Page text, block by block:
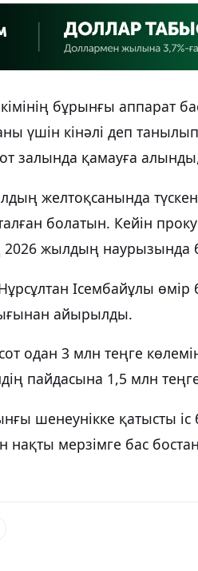
бұрынғы аппарат
үшін кінәлі деп
залында қамауға
желтоқсанында
болатын. Кейін
жылдың наурызында
Ісембайұлы өмір
айырылды.
одан 3 млн теңге
пайдасына 1,5 млн теңге
шенеунікке қатысты іс
нақты мерзімге бас